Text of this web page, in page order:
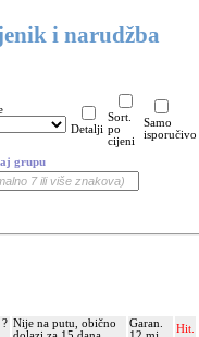
i narudžba
Detalji
Sort.
po
cijeni
Samo
isporučivo
grupu
? Nije na putu, obično
Garan.
Hit.